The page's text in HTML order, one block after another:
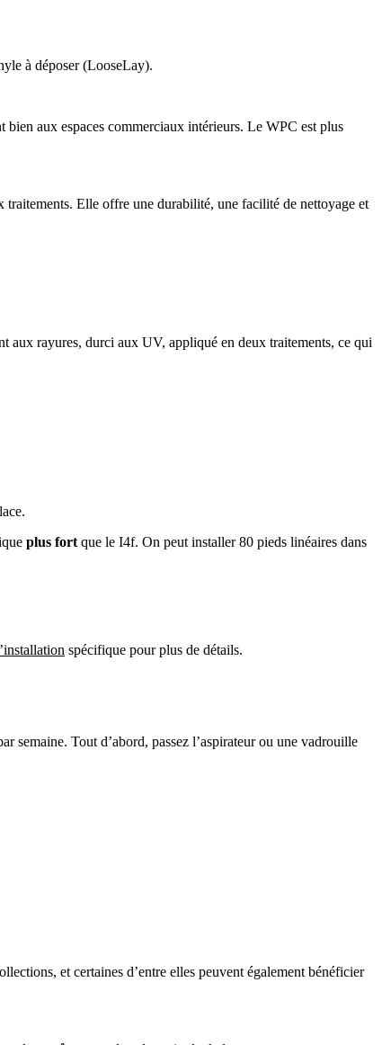
à déposer (LooseLay).
bien aux espaces commerciaux intérieurs. Le WPC est plus
Elle offre une durabilité, une facilité de nettoyage et
aux rayures, durci aux UV, appliqué en deux traitements, ce qui
plus fort que le I4f. On peut installer 80 pieds linéaires dans
spécifique pour plus de détails.
semaine. Tout d’abord, passez l’aspirateur ou une vadrouille
et certaines d’entre elles peuvent également bénéficier